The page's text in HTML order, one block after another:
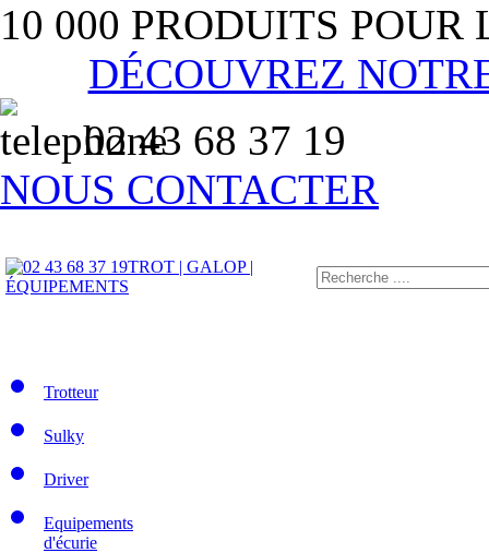
10 000 PRODUITS
DÉCOUVREZ
02 43 68 37 19
NOUS CONTACTER
TROT | GALOP |
ÉQUIPEMENTS
Trotteur
Sulky
Driver
Equipements
d'écurie